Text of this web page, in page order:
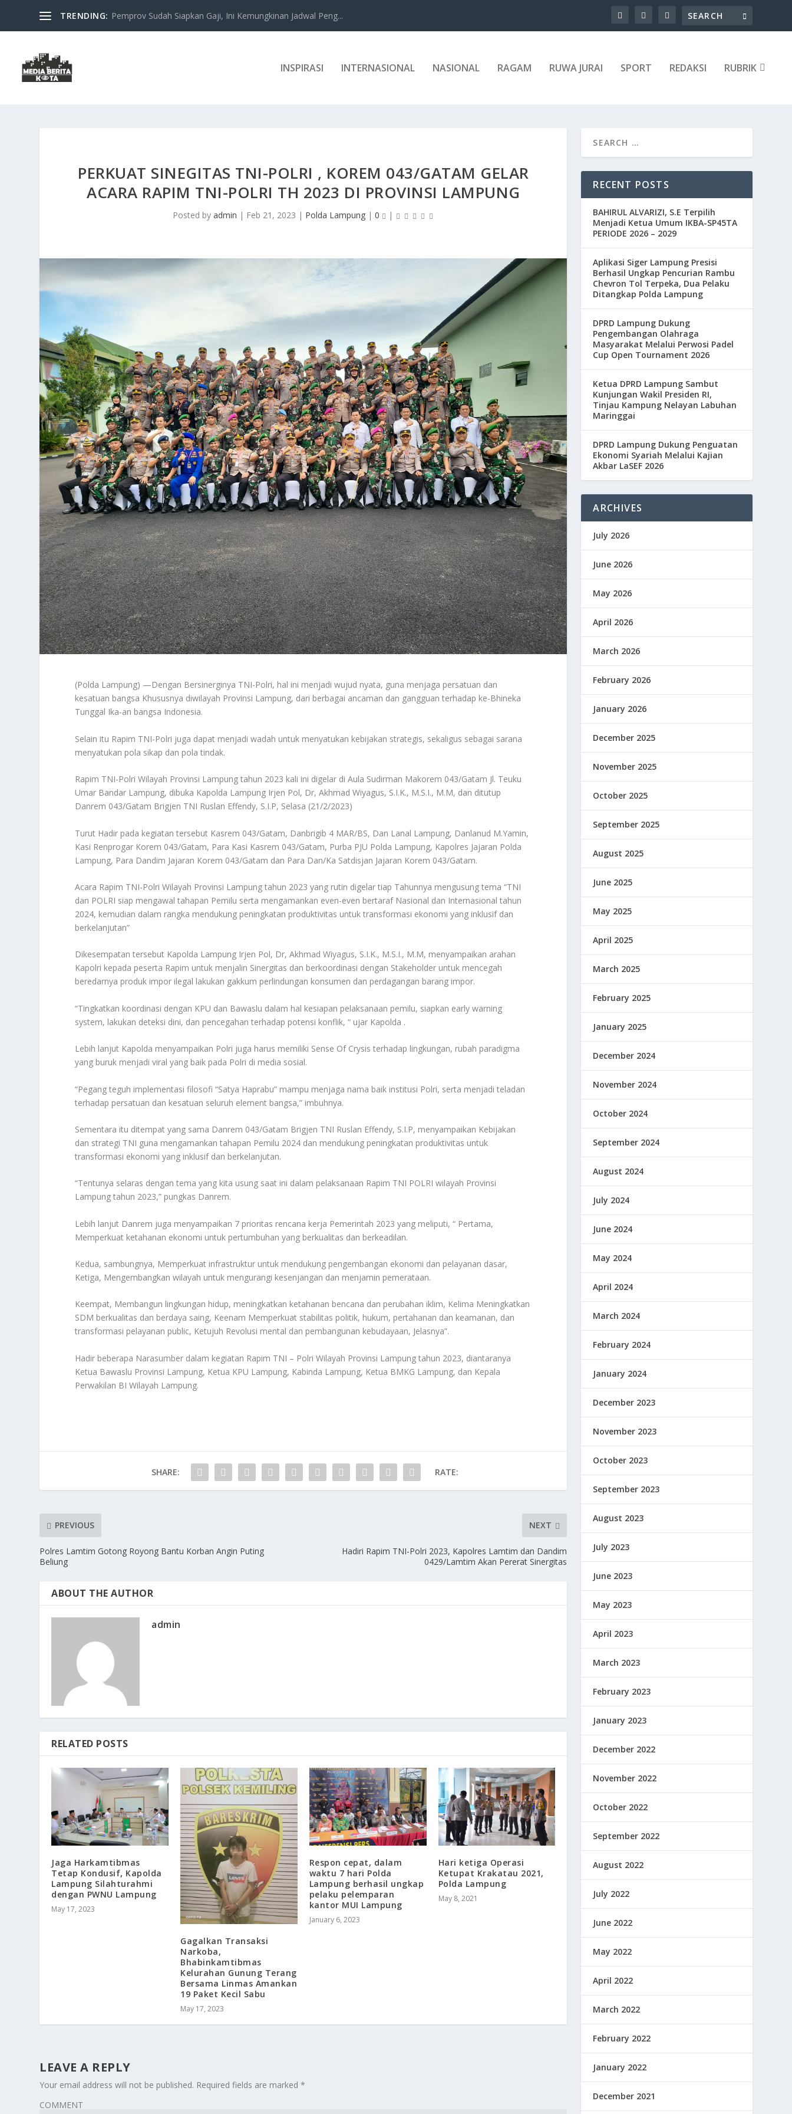
TRENDING: Pemprov Sudah Siapkan Gaji, Ini Kemungkinan Jadwal Peng...
INSPIRASI INTERNASIONAL NASIONAL RAGAM RUWA JURAI SPORT REDAKSI RUBRIK
PERKUAT SINEGITAS TNI-POLRI , KOREM 043/GATAM GELAR
ACARA RAPIM TNI-POLRI TH 2023 DI PROVINSI LAMPUNG
Posted by admin | Feb 21, 2023 | Polda Lampung| 0 |
(Polda Lampung) —Dengan Bersinerginya TNI-Polri, hal ini menjadi wujud nyata, guna menjaga persatuan dan
kesatuan bangsa Khususnya diwilayah Provinsi Lampung, dari berbagai ancaman dan gangguan terhadap ke-Bhineka
Tunggal Ika-an bangsa Indonesia.
Selain itu Rapim TNI-Polri juga dapat menjadi wadah untuk menyatukan kebijakan strategis, sekaligus sebagai sarana
menyatukan pola sikap dan pola tindak.
Rapim TNI-Polri Wilayah Provinsi Lampung tahun 2023 kali ini digelar di Aula Sudirman Makorem 043/Gatam Jl. Teuku
Umar Bandar Lampung, dibuka Kapolda Lampung Irjen Pol, Dr, Akhmad Wiyagus, S.I.K., M.S.I., M.M, dan ditutup
Danrem 043/Gatam Brigjen TNI Ruslan Effendy, S.I.P, Selasa (21/2/2023)
Turut Hadir pada kegiatan tersebut Kasrem 043/Gatam, Danbrigib 4 MAR/BS, Dan Lanal Lampung, Danlanud M.Yamin,
Kasi Renprogar Korem 043/Gatam, Para Kasi Kasrem 043/Gatam, Purba PJU Polda Lampung, Kapolres Jajaran Polda
Lampung, Para Dandim Jajaran Korem 043/Gatam dan Para Dan/Ka Satdisjan Jajaran Korem 043/Gatam.
Acara Rapim TNI-Polri Wilayah Provinsi Lampung tahun 2023 yang rutin digelar tiap Tahunnya mengusung tema “TNI
dan POLRI siap mengawal tahapan Pemilu serta mengamankan even-even bertaraf Nasional dan Internasional tahun
2024, kemudian dalam rangka mendukung peningkatan produktivitas untuk transformasi ekonomi yang inklusif dan
berkelanjutan”
Dikesempatan tersebut Kapolda Lampung Irjen Pol, Dr, Akhmad Wiyagus, S.I.K., M.S.I., M.M, menyampaikan arahan
Kapolri kepada peserta Rapim untuk menjalin Sinergitas dan berkoordinasi dengan Stakeholder untuk mencegah
beredarnya produk impor ilegal lakukan gakkum perlindungan konsumen dan perdagangan barang impor.
“Tingkatkan koordinasi dengan KPU dan Bawaslu dalam hal kesiapan pelaksanaan pemilu, siapkan early warning
system, lakukan deteksi dini, dan pencegahan terhadap potensi konflik, “ ujar Kapolda .
Lebih lanjut Kapolda menyampaikan Polri juga harus memiliki Sense Of Crysis terhadap lingkungan, rubah paradigma
yang buruk menjadi viral yang baik pada Polri di media sosial.
“Pegang teguh implementasi filosofi “Satya Haprabu” mampu menjaga nama baik institusi Polri, serta menjadi teladan
terhadap persatuan dan kesatuan seluruh element bangsa,” imbuhnya.
Sementara itu ditempat yang sama Danrem 043/Gatam Brigjen TNI Ruslan Effendy, S.I.P, menyampaikan Kebijakan
dan strategi TNI guna mengamankan tahapan Pemilu 2024 dan mendukung peningkatan produktivitas untuk
transformasi ekonomi yang inklusif dan berkelanjutan.
“Tentunya selaras dengan tema yang kita usung saat ini dalam pelaksanaan Rapim TNI POLRI wilayah Provinsi
Lampung tahun 2023,” pungkas Danrem.
Lebih lanjut Danrem juga menyampaikan 7 prioritas rencana kerja Pemerintah 2023 yang meliputi, “ Pertama,
Memperkuat ketahanan ekonomi untuk pertumbuhan yang berkualitas dan berkeadilan.
Kedua, sambungnya, Memperkuat infrastruktur untuk mendukung pengembangan ekonomi dan pelayanan dasar,
Ketiga, Mengembangkan wilayah untuk mengurangi kesenjangan dan menjamin pemerataan.
Keempat, Membangun lingkungan hidup, meningkatkan ketahanan bencana dan perubahan iklim, Kelima Meningkatkan
SDM berkualitas dan berdaya saing, Keenam Memperkuat stabilitas politik, hukum, pertahanan dan keamanan, dan
transformasi pelayanan public, Ketujuh Revolusi mental dan pembangunan kebudayaan, Jelasnya”.
Hadir beberapa Narasumber dalam kegiatan Rapim TNI – Polri Wilayah Provinsi Lampung tahun 2023, diantaranya
Ketua Bawaslu Provinsi Lampung, Ketua KPU Lampung, Kabinda Lampung, Ketua BMKG Lampung, dan Kepala
Perwakilan BI Wilayah Lampung.
SHARE: RATE:
PREVIOUS
Polres Lamtim Gotong Royong Bantu Korban Angin Puting
Beliung
NEXT
Hadiri Rapim TNI-Polri 2023, Kapolres Lamtim dan Dandim
0429/Lamtim Akan Pererat Sinergitas
ABOUT THE AUTHOR
admin
RELATED POSTS
Jaga Harkamtibmas
Tetap Kondusif, Kapolda
Lampung Silahturahmi
dengan PWNU Lampung
May 17, 2023
Gagalkan Transaksi
Narkoba,
Bhabinkamtibmas
Kelurahan Gunung Terang
Bersama Linmas Amankan
19 Paket Kecil Sabu
May 17, 2023
Respon cepat, dalam
waktu 7 hari Polda
Lampung berhasil ungkap
pelaku pelemparan
kantor MUI Lampung
January 6, 2023
Hari ketiga Operasi
Ketupat Krakatau 2021,
Polda Lampung
May 8, 2021
LEAVE A REPLY
Your email address will not be published. Required fields are marked*
COMMENT
RECENT POSTS
BAHIRUL ALVARIZI, S.E Terpilih
Menjadi Ketua Umum IKBA-SP45TA
PERIODE 2026 – 2029
Aplikasi Siger Lampung Presisi
Berhasil Ungkap Pencurian Rambu
Chevron Tol Terpeka, Dua Pelaku
Ditangkap Polda Lampung
DPRD Lampung Dukung
Pengembangan Olahraga
Masyarakat Melalui Perwosi Padel
Cup Open Tournament 2026
Ketua DPRD Lampung Sambut
Kunjungan Wakil Presiden RI,
Tinjau Kampung Nelayan Labuhan
Maringgai
DPRD Lampung Dukung Penguatan
Ekonomi Syariah Melalui Kajian
Akbar LaSEF 2026
ARCHIVES
July 2026
June 2026
May 2026
April 2026
March 2026
February 2026
January 2026
December 2025
November 2025
October 2025
September 2025
August 2025
June 2025
May 2025
April 2025
March 2025
February 2025
January 2025
December 2024
November 2024
October 2024
September 2024
August 2024
July 2024
June 2024
May 2024
April 2024
March 2024
February 2024
January 2024
December 2023
November 2023
October 2023
September 2023
August 2023
July 2023
June 2023
May 2023
April 2023
March 2023
February 2023
January 2023
December 2022
November 2022
October 2022
September 2022
August 2022
July 2022
June 2022
May 2022
April 2022
March 2022
February 2022
January 2022
December 2021